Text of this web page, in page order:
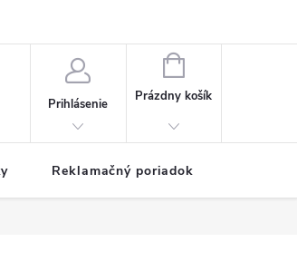
Prihlásenie
NÁKUPNÝ
KOŠÍK
Prázdny košík
Reklamačný poriadok